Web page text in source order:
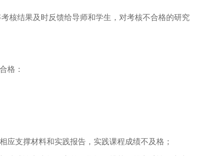
核结果及时反馈给导师和学生，对考核不合格的研究
格：
应支撑材料和实践报告，实践课程成绩不及格；